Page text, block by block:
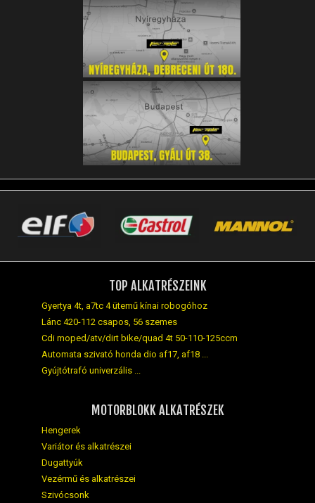
TOP ALKATRÉSZEINK
Gyertya 4t, a7tc 4 ütemű kínai robogóhoz
Lánc 420-112 csapos, 56 szemes
Cdi moped/atv/dirt bike/quad 4t 50-110-125ccm
Automata szivató honda dio af17, af18 ...
Gyújtótrafó univerzális ...
MOTORBLOKK ALKATRÉSZEK
Hengerek
Variátor és alkatrészei
Dugattyúk
Vezérmű és alkatrészei
Szivócsonk